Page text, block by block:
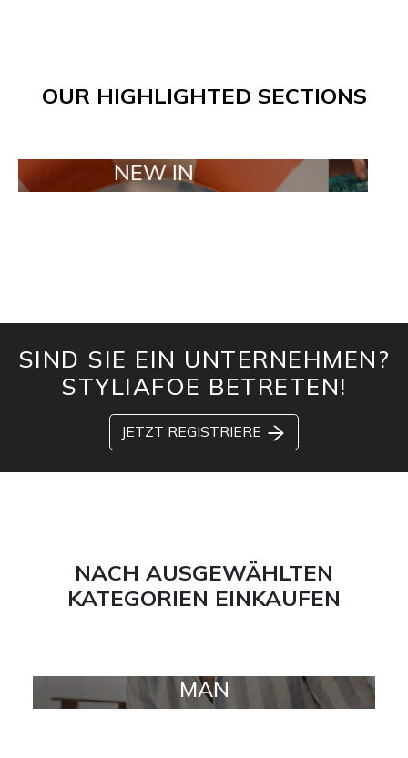
OUR HIGHLIGHTED SECTIONS
NEW IN TAILOR
SIND SIE EIN UNTERNEHMEN?
STYLIAFOE BETRETEN!
JETZT REGISTRIERE
NACH AUSGEWÄHLTEN
KATEGORIEN EINKAUFEN
MAN